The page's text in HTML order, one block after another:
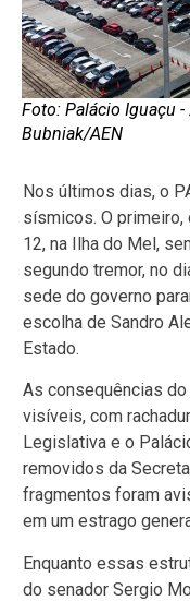
Foto: Palácio Iguaçu
Bubniak/AEN
Nos últimos dias, o
sísmicos. O primeiro,
12, na Ilha do Mel,
segundo tremor, no
sede do governo
escolha de Sandro
Estado.
As consequências
visíveis, com
Legislativa e o
removidos da
fragmentos foram
em um estrago
Enquanto essas
do senador Sergio